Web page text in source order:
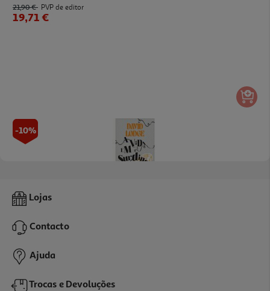
21,90 € PVP de editor
19,71 €
-10%
Livro A Vida Em Surdina De David Lodge
16,90 € PVP de editor
15,21 €
Lojas
Contacto
Ajuda
Trocas e Devoluções